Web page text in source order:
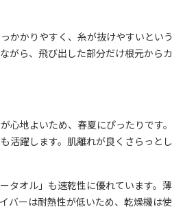
かかりやすく、糸が抜けやすいとい
がら、飛び出した部分だけ根元から
心地よいため、春夏にぴったりです
活躍します。肌離れが良くさらっと
タオル」も速乾性に優れています。
ーは耐熱性が低いため、乾燥機は